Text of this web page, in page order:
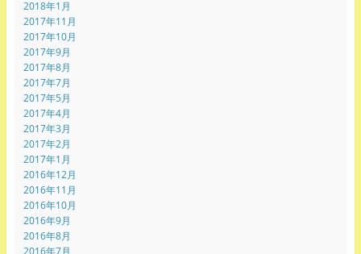
2018年1月
2017年11月
2017年10月
2017年9月
2017年8月
2017年7月
2017年5月
2017年4月
2017年3月
2017年2月
2017年1月
2016年12月
2016年11月
2016年10月
2016年9月
2016年8月
2016年7月